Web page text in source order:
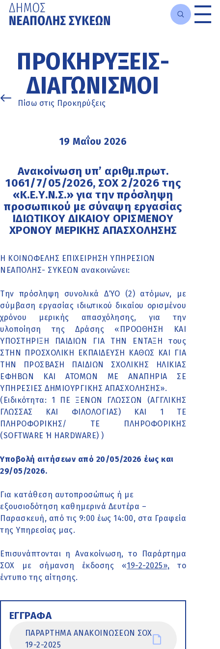
κυρίως
περιεχόμενο
ΠΡΟΚΗΡΎΞΕΙΣ-
ΔΙΑΓΩΝΙΣΜΟΊ
Πίσω στις Προκηρύξεις
19 Μαΐου 2026
Ανακοίνωση υπ’ αριθμ.πρωτ.
1061/7/05/2026, ΣΟΧ 2/2026 της
«Κ.Ε.Υ.Ν.Σ.» για την πρόσληψη
προσωπικού με σύναψη εργασίας
ΙΔΙΩΤΙΚΟΥ ΔΙΚΑΙΟΥ ΟΡΙΣΜΕΝΟΥ
ΧΡΟΝΟΥ ΜΕΡΙΚΗΣ ΑΠΑΣΧΟΛΗΣΗΣ
Η ΚΟΙΝΩΦΕΛΗΣ ΕΠΙΧΕΙΡΗΣΗ ΥΠΗΡΕΣΙΩΝ
ΝΕΑΠΟΛΗΣ- ΣΥΚΕΩΝ ανακοινώνει:
Την πρόσληψη συνολικά ΔΎΟ (2) ατόμων, με
σύμβαση εργασίας ιδιωτικού δικαίου ορισμένου
χρόνου μερικής απασχόλησης, για την
υλοποίηση της Δράσης «ΠΡΟΩΘΗΣΗ ΚΑΙ
ΥΠΟΣΤΗΡΙΞΗ ΠΑΙΔΙΩΝ ΓΙΑ ΤΗΝ ΕΝΤΑΞΗ τους
ΣΤΗΝ ΠΡΟΣΧΟΛΙΚΗ ΕΚΠΑΙΔΕΥΣΗ ΚΑΘΩΣ ΚΑΙ ΓΙΑ
ΤΗΝ ΠΡΟΣΒΑΣΗ ΠΑΙΔΙΩΝ ΣΧΟΛΙΚΗΣ ΗΛΙΚΙΑΣ
ΕΦΗΒΩΝ ΚΑΙ ΑΤΟΜΩΝ ΜΕ ΑΝΑΠΗΡΙΑ ΣΕ
ΥΠΗΡΕΣΙΕΣ ΔΗΜΙΟΥΡΓΙΚΗΣ ΑΠΑΣΧΟΛΗΣΗΣ».
(Ειδικότητα: 1 ΠΕ ΞΕΝΩΝ ΓΛΩΣΣΩΝ (ΑΓΓΛΙΚΗΣ
ΓΛΩΣΣΑΣ ΚΑΙ ΦΙΛΟΛΟΓΙΑΣ) ΚΑΙ 1 ΤΕ
ΠΛΗΡΟΦΟΡΙΚΗΣ/ ΤΕ ΠΛΗΡΟΦΟΡΙΚΗΣ
(SOFTWARE Ή HARDWARE) )
Υποβολή αιτήσεων από 20/05/2026 έως και
29/05/2026.
Για κατάθεση αυτοπροσώπως ή με
εξουσιοδότηση καθημερινά Δευτέρα –
Παρασκευή, από τις 9:00 έως 14:00, στα Γραφεία
της Υπηρεσίας μας.
Επισυνάπτονται η Ανακοίνωση, το Παράρτημα
ΣΟΧ με σήμανση έκδοσης «19-2-2025», το
έντυπο της αίτησης.
ΕΓΓΡΑΦΑ
ΠΑΡΑΡΤΗΜΑ ΑΝΑΚΟΙΝΩΣΕΩΝ ΣΟΧ
19-2-2025